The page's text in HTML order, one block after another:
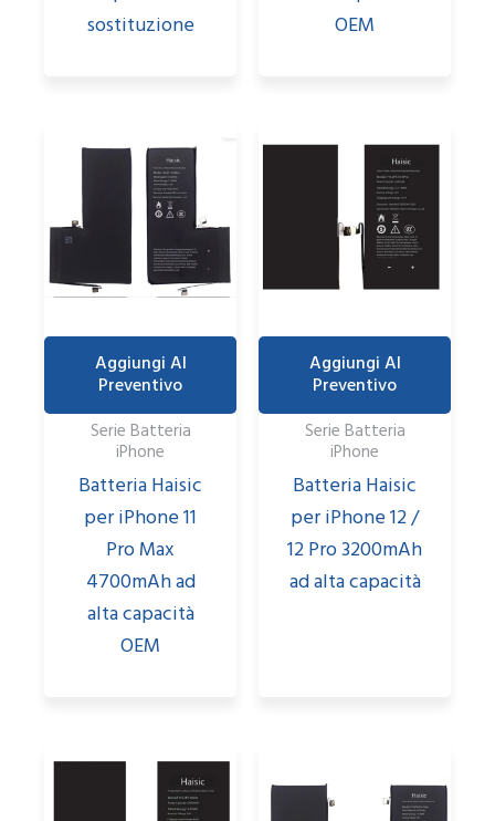
sostituzione
OEM
Aggiungi Al
Preventivo
Serie Batteria
iPhone
Batteria Haisic
per iPhone 11
Pro Max
4700mAh ad
alta capacità
OEM
Aggiungi Al
Preventivo
Serie Batteria
iPhone
Batteria Haisic
per iPhone 12 /
12 Pro 3200mAh
ad alta capacità